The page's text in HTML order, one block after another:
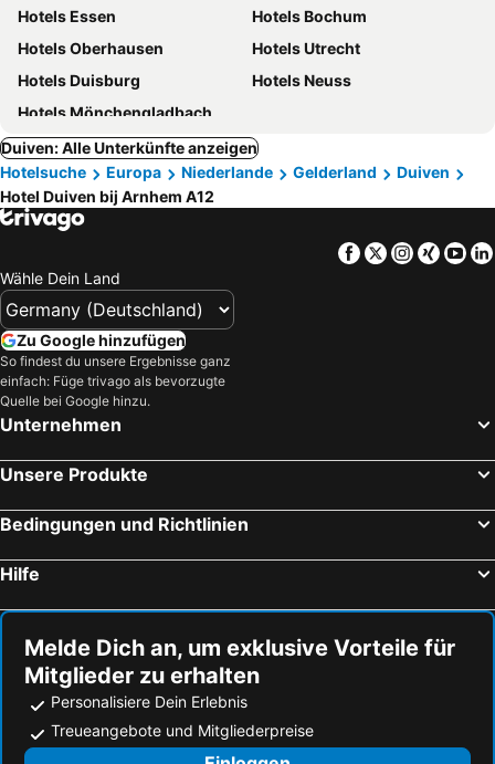
Hotels Essen
Hotels Bochum
Hotels Oberhausen
Hotels Utrecht
Hotels Duisburg
Hotels Neuss
Hotels Mönchengladbach
Duiven: Alle Unterkünfte anzeigen
Hotelsuche
Europa Niederlande Gelderland
Duiven
Hotel Duiven bij Arnhem A12
Facebook
TwitterXing
Wähle Dein Land
Zu Google hinzufügen
So findest du unsere Ergebnisse ganz
einfach: Füge trivago als bevorzugte
Quelle bei Google hinzu.
Unternehmen
Unsere Produkte
Bedingungen und Richtlinien
Hilfe
Melde Dich an, um exklusive Vorteile für
Mitglieder zu erhalten
Personalisiere Dein Erlebnis
Treueangebote und Mitgliederpreise